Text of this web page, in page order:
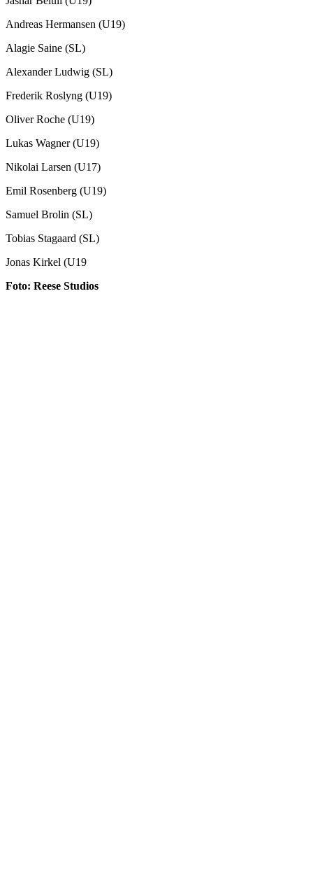
Andreas Hermansen (U19)
Alagie Saine (SL)
Alexander Ludwig (SL)
Frederik Roslyng (U19)
Oliver Roche (U19)
Lukas Wagner (U19)
Nikolai Larsen (U17)
Emil Rosenberg (U19)
Samuel Brolin (SL)
Tobias Stagaard (SL)
Jonas Kirkel (U19
Foto: Reese Studios